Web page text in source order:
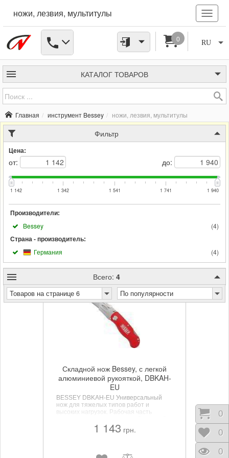
ножи, лезвия, мультитулы
RU
0
КАТАЛОГ ТОВАРОВ
Главная инструмент Bessey ножи, лезвия, мультитулы
Фильтр
Цена:
от: до:
1 142 1 342 1 541 1 741 1 940
Производители:
(4)
Bessey
Страна - производитель:
(4)
Германия
Всего: 4
Товаров на странице 6 По популярности
Складной нож Bessey, с легкой
алюминиевой рукояткой, DBKAH-
EU
BESSEY DBKAH-EU Универсальный
нож для тяжелых типов работ и
высоких нагрузок. Рабочая часть
стали. Надежная фиксация лезвия в
раме ножа, абсолютно исключено
благодаря выкованной по форме
1 143 грн.
0
0
0